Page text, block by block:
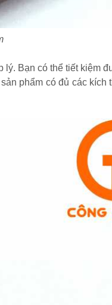
lý. Bạn có thể tiết kiệm
phẩm có đủ các kích